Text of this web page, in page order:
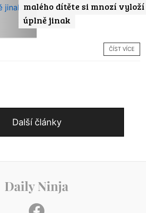
malého dítěte si mnozí vyloží
úplně jinak
ČÍST VÍCE
Další články